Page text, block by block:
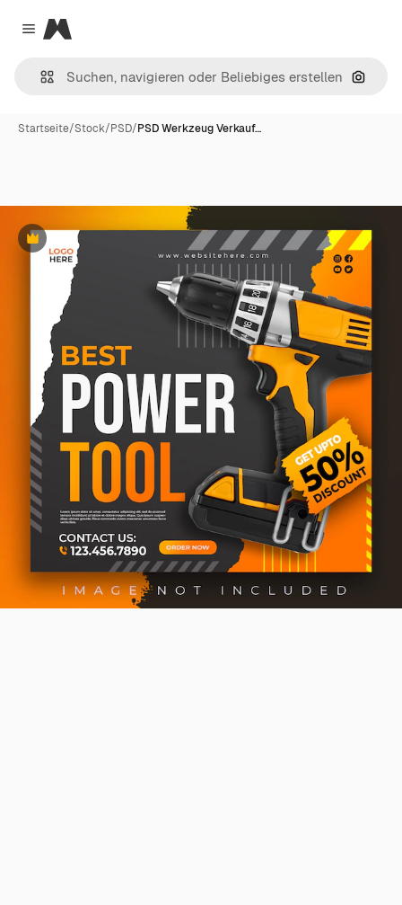
Close menu
Magnific
Nach
Startseite/Stock/PSD/PSD Werkzeug Verkauf…
Premium